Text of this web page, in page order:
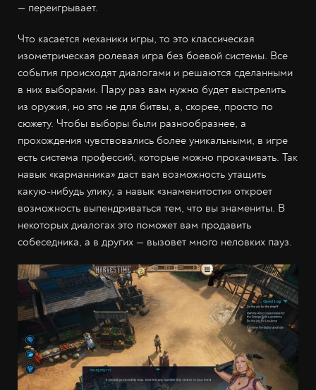
— переигрывает.
Что касается механики игры, то это классическая
изометрическая ролевая игра без боевой системы. Все
события происходят диалогами и решаются сделанными
в них выборами. Пару раз вам нужно будет выстрелить
из оружия, но это не для битвы, а, скорее, просто по
сюжету. Чтобы выборы были разнообразнее, а
прохождения чувствовались более уникальными, в игре
есть система профессий, которые можно прокачивать. Так
навык «карманника» даст вам возможность утащить
какую-нибудь улику, а навык «знаменитости» откроет
возможность выпендриваться тем, что вы знамениты. В
некоторых диалогах это поможет вам продавить
собеседника, а в других — вызовет много неловких пауз.